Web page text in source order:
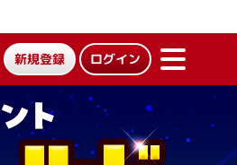
新規登録 ログイン
ME
NU